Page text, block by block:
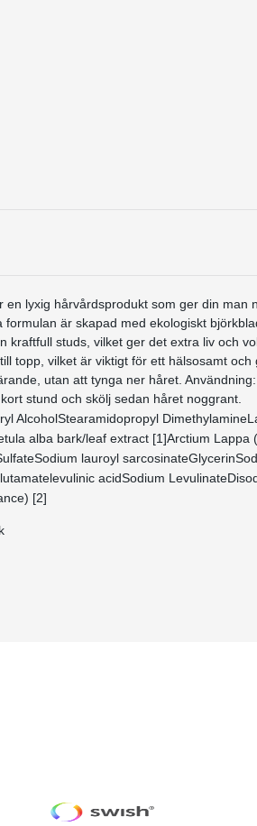
en lyxig hårvårdsprodukt som ger din man
är skapad med ekologiskt
kraftfull studs, vilket ger det extra liv och
topp, vilket är viktigt för ett hälsosamt och
utan att tynga ner håret.
stund och skölj sedan håret noggrant.
AlcoholStearamidopropyl
alba bark/leaf extract [1]Arctium Lappa
lauroyl
acidSodium
[2]